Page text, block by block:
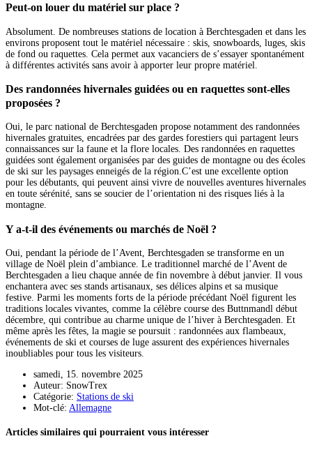
Peut-on louer du matériel sur place ?
Absolument. De nombreuses stations de location à Berchtesgaden et dans les
environs proposent tout le matériel nécessaire : skis, snowboards, luges, skis
de fond ou raquettes. Cela permet aux vacanciers de s’essayer spontanément
à différentes activités sans avoir à apporter leur propre matériel.
Des randonnées hivernales guidées ou en raquettes sont-elles
proposées ?
Oui, le parc national de Berchtesgaden propose notamment des randonnées
hivernales gratuites, encadrées par des gardes forestiers qui partagent leurs
connaissances sur la faune et la flore locales. Des randonnées en raquettes
guidées sont également organisées par des guides de montagne ou des écoles
de ski sur les paysages enneigés de la région.C’est une excellente option
pour les débutants, qui peuvent ainsi vivre de nouvelles aventures hivernales
en toute sérénité, sans se soucier de l’orientation ni des risques liés à la
montagne.
Y a-t-il des événements ou marchés de Noël ?
Oui, pendant la période de l’Avent, Berchtesgaden se transforme en un
village de Noël plein d’ambiance. Le traditionnel marché de l’Avent de
Berchtesgaden a lieu chaque année de fin novembre à début janvier. Il vous
enchantera avec ses stands artisanaux, ses délices alpins et sa musique
festive. Parmi les moments forts de la période précédant Noël figurent les
traditions locales vivantes, comme la célèbre course des Buttnmandl début
décembre, qui contribue au charme unique de l’hiver à Berchtesgaden. Et
même après les fêtes, la magie se poursuit : randonnées aux flambeaux,
événements de ski et courses de luge assurent des expériences hivernales
inoubliables pour tous les visiteurs.
samedi, 15. novembre 2025
Auteur: SnowTrex
Catégorie: Stations de ski
Mot-clé: Allemagne
Articles similaires qui pourraient vous intéresser